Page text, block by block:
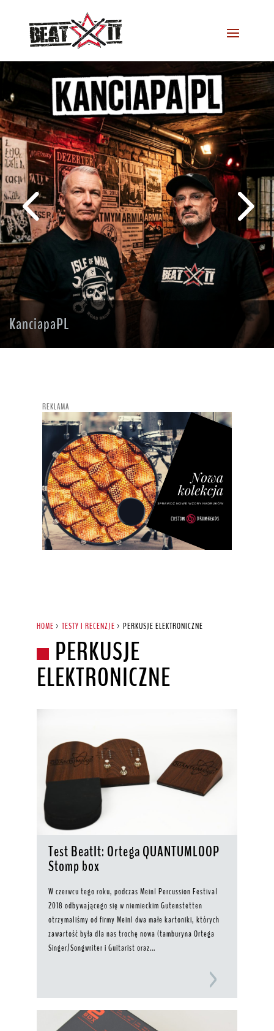
KanciapaPL
HOME > TESTY I RECENZJE > PERKUSJE ELEKTRONICZNE
PERKUSJE
ELEKTRONICZNE
Test BeatIt: Ortega QUANTUMLOOP
Stomp box
W czerwcu tego roku, podczas Meinl Percussion Festival
2018 odbywającego się w niemieckim Gutenstetten
otrzymaliśmy od firmy Meinl dwa małe kartoniki, których
zawartość była dla nas trochę nowa (tamburyna Ortega
Singer/Songwriter i Guitarist oraz...